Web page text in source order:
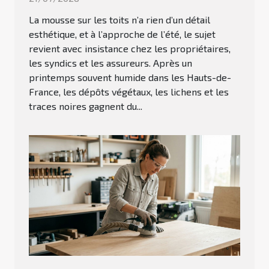
La mousse sur les toits n’a rien d’un détail
esthétique, et à l’approche de l’été, le sujet
revient avec insistance chez les propriétaires,
les syndics et les assureurs. Après un
printemps souvent humide dans les Hauts-de-
France, les dépôts végétaux, les lichens et les
traces noires gagnent du...